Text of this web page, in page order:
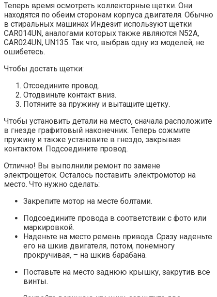
Теперь время осмотреть коллекторные щетки. Они
находятся по обеим сторонам корпуса двигателя. Обычно
в стиральных машинах Индезит используют щетки
CAR014UN, аналогами которых также являются N52A,
CAR024UN, UN135. Так что, выбрав одну из моделей, не
ошибетесь.
Чтобы достать щетки:
Отсоедините провод.
Отодвиньте контакт вниз.
Потяните за пружину и вытащите щетку.
Чтобы установить детали на место, сначала расположите
в гнезде графитовый наконечник. Теперь сожмите
пружину и также установите в гнездо, закрывая
контактом. Подсоедините провод.
Отлично! Вы выполнили ремонт по замене
электрощеток. Осталось поставить электромотор на
место. Что нужно сделать:
Закрепите мотор на месте болтами.
Подсоедините провода в соответствии с фото или
маркировкой.
Наденьте на место ремень привода. Сразу наденьте
его на шкив двигателя, потом, понемногу
прокручивая, – на шкив барабана.
Поставьте на место заднюю крышку, закрутив все
винты.